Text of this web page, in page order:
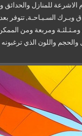
للمنازل والحدائق
وبـرك السـبـاحـة, تتوفر
ومـثـلثـة ومربعة ومن
والحجم واللون الذي ترغبونه